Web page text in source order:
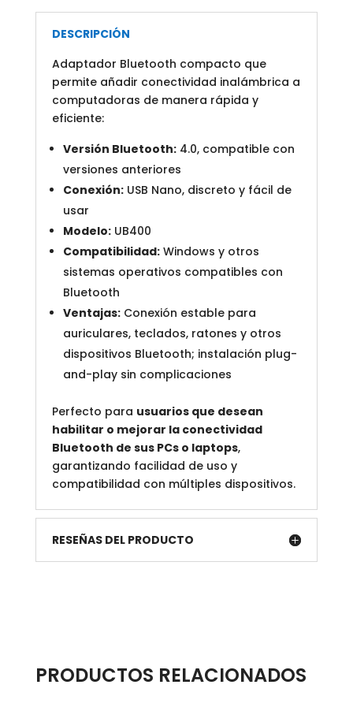
DESCRIPCIÓN
Adaptador Bluetooth compacto que
permite añadir conectividad inalámbrica a
computadoras de manera rápida y
eficiente:
Versión Bluetooth:4.0, compatible con
versiones anteriores
Conexión:USB Nano, discreto y fácil de
usar
Modelo:UB400
Compatibilidad:Windows y otros
sistemas operativos compatibles con
Bluetooth
Ventajas:Conexión estable para
auriculares, teclados, ratones y otros
dispositivos Bluetooth; instalación plug-
and-play sin complicaciones
Perfecto para usuarios que desean
habilitar o mejorar la conectividad
Bluetooth de sus PCs o laptops,
garantizando facilidad de uso y
compatibilidad con múltiples dispositivos.
RESEÑAS DEL PRODUCTO
PRODUCTOS RELACIONADOS